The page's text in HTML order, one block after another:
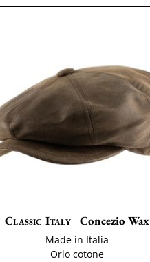
Classic Italy Concezio Wax
Made in Italia
Orlo cotone